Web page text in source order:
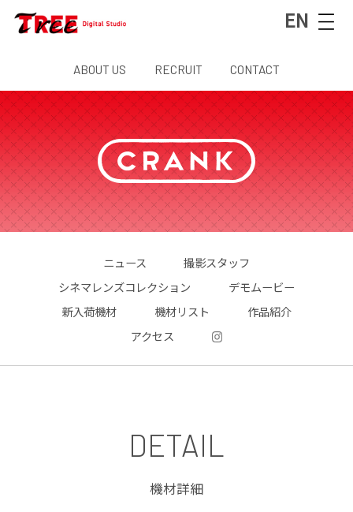
EN
ABOUT US RECRUIT CONTACT
ニュース
撮影スタッフ
シネマレンズコレクション
デモムービー
新入荷機材
機材リスト
作品紹介
アクセス
DETAIL
機材詳細